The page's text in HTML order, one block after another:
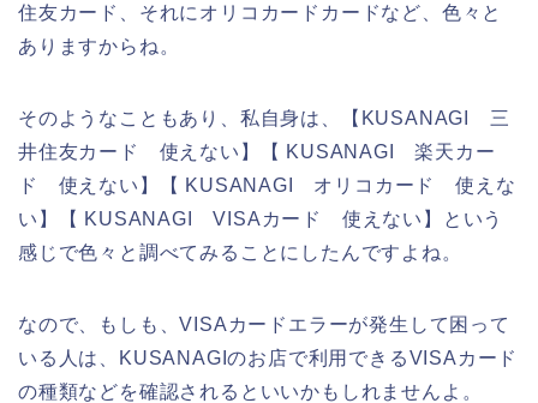
住友カード、それにオリコカードカードなど、色々と
ありますからね。
そのようなこともあり、私自身は、【KUSANAGI 三
井住友カード 使えない】【 KUSANAGI 楽天カー
ド 使えない】【 KUSANAGI オリコカード 使えな
い】【 KUSANAGI VISAカード 使えない】という
感じで色々と調べてみることにしたんですよね。
なので、もしも、VISAカードエラーが発生して困って
いる人は、KUSANAGIのお店で利用できるVISAカード
の種類などを確認されるといいかもしれませんよ。